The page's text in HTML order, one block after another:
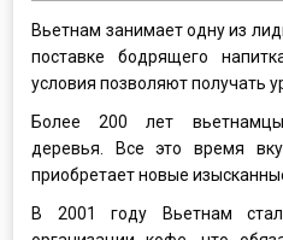
Вьетнам занимает одну из
поставке бодрящего
условия позволяют получать
Более 200 лет
деревья. Все это время
приобретает новые
В 2001 году Вьетнам